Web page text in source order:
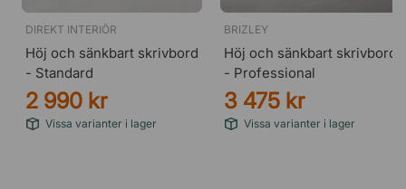
DIREKT INTERIÖR
Höj och sänkbart skrivbord
- Standard
2 990 kr
Vissa varianter i lager
BRIZLEY
Höj och sänkbart skrivbord
- Professional
3 475 kr
Vissa varianter i lager